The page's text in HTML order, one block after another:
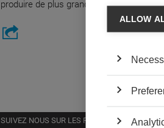
produire de plus grands niveaux
SUIVEZ NOUS SUR LES RÉSEAUX
ALLOW